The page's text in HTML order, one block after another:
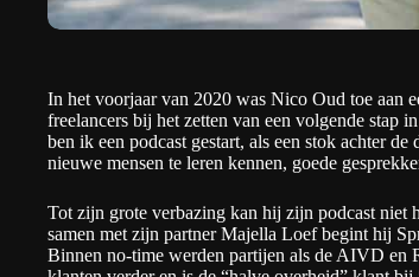
In het voorjaar van 2020 was Nico Oud toe aan
freelancers bij het zetten van een volgende stap
ben ik een podcast gestart, als een stok achter
nieuwe mensen te leren kennen, goede
Tot zijn grote verbazing kan hij zijn podcast niet
samen met zijn partner Majella Loef begint hij
Binnen no-time werden partijen als de AIVD en